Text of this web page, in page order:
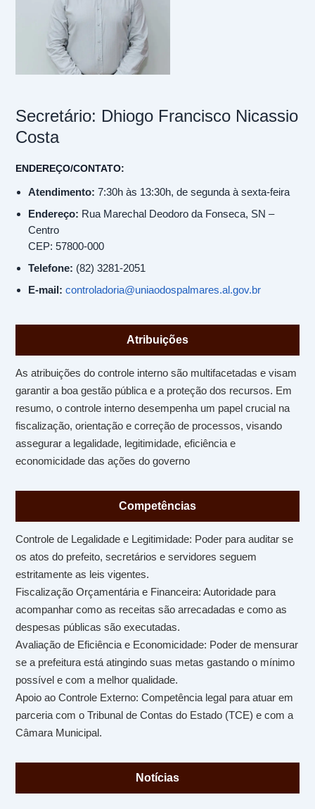
Secretário: Dhiogo Francisco Nicassio
Costa
ENDEREÇO/CONTATO:
Atendimento: 7:30h às 13:30h, de segunda à sexta-feira
Endereço: Rua Marechal Deodoro da Fonseca, SN –
Centro
CEP: 57800-000
Telefone: (82) 3281-2051
E-mail: controladoria@uniaodospalmares.al.gov.br
Atribuições
As atribuições do controle interno são multifacetadas e visam
garantir a boa gestão pública e a proteção dos recursos. Em
resumo, o controle interno desempenha um papel crucial na
fiscalização, orientação e correção de processos, visando
assegurar a legalidade, legitimidade, eficiência e
economicidade das ações do governo
Competências
Controle de Legalidade e Legitimidade: Poder para auditar se
os atos do prefeito, secretários e servidores seguem
estritamente as leis vigentes.
Fiscalização Orçamentária e Financeira: Autoridade para
acompanhar como as receitas são arrecadadas e como as
despesas públicas são executadas.
Avaliação de Eficiência e Economicidade: Poder de mensurar
se a prefeitura está atingindo suas metas gastando o mínimo
possível e com a melhor qualidade.
Apoio ao Controle Externo: Competência legal para atuar em
parceria com o Tribunal de Contas do Estado (TCE) e com a
Câmara Municipal.
Notícias